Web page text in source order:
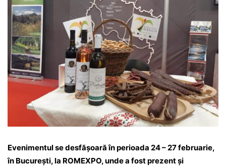
Evenimentul se desfășoară în perioada 24 – 27 februarie,
în București, la ROMEXPO, unde a fost prezent și